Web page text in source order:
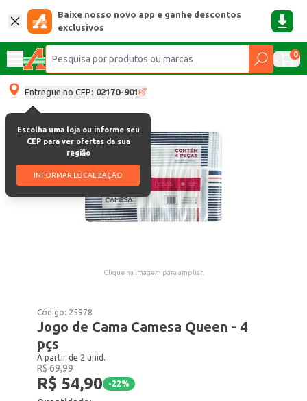
Baixe nosso novo app e ganhe descontos
exclusivos
0
Entregue no CEP: 02170-901
Escolha uma loja ou informe seu
CEP para ver ofertas da sua
região
INFORMAR LOCALIZAÇÃO
Clique na imagem para ampliar.
Código: 25978
Jogo de Cama Camesa Queen - 4
pçs
A partir de 2 unid.
R$ 69,99
R$ 54,90 -22%